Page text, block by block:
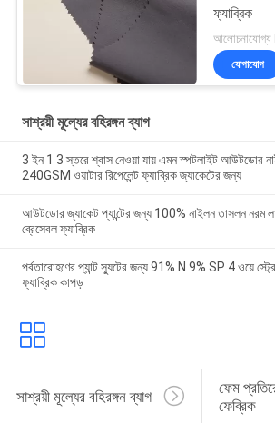
ফ্যাব্রিক
আলোচনাযোগ্য
যোগাযোগ
সাশ্রয়ী মূল্যের বহিরঙ্গন ব্যাগ
3 ইন 1 3 স্তরে শ্বাস নেওয়া যায় এমন স্পটলাইট আউটডোর
240GSM ওয়াটার রিপেলেন্ট ফ্যাব্রিক জ্যাকেটের জন্য
আউটডোর জ্যাকেট প্যান্টের জন্য 100% নাইলন তাসলন নরম
ব্রেসেবল ফ্যাব্রিক
পর্বতারোহণের প্যান্ট স্যুটের জন্য 91% N 9% SP 4 ওয়ে
ফ্যাব্রিক কাপড়
সাশ্রয়ী মূল্যের বহিরঙ্গন ব্যাগ
ফেম
ফেব্রিক